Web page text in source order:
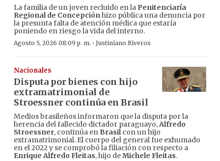
La familia de un joven recluido en la Penitenciaría
Regional de Concepciónhizo pública una denuncia por
la presunta falta de atención médica que estaría
poniendo en riesgo la vida del interno.
Agosto 5, 2026 08:09 p. m. · Justiniano Riveros
Nacionales
Disputa por bienes con hijo
extramatrimonial de
Stroessner continúa en Brasil
Medios brasileños informaron que la disputa por la
herencia del fallecido dictador paraguayo,Alfredo
Stroessner, continúa en Brasilcon un hijo
extramatrimonial. El cuerpo del general fue exhumado
en el 2022 y se comprobó la filiación con respecto a
Enrique Alfredo Fleitas, hijo deMichele Fleitas.